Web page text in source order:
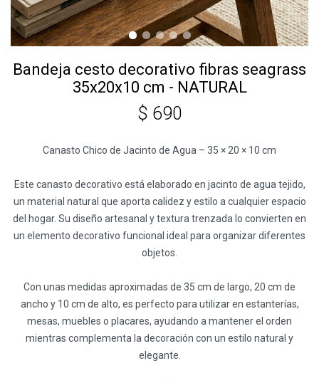
Bandeja cesto decorativo fibras seagrass
35x20x10 cm - NATURAL
$ 690
Canasto Chico de Jacinto de Agua – 35 × 20 × 10 cm
Este canasto decorativo está elaborado en jacinto de agua tejido,
un material natural que aporta calidez y estilo a cualquier espacio
del hogar. Su diseño artesanal y textura trenzada lo convierten en
un elemento decorativo funcional ideal para organizar diferentes
objetos.
Con unas medidas aproximadas de 35 cm de largo, 20 cm de
ancho y 10 cm de alto, es perfecto para utilizar en estanterías,
mesas, muebles o placares, ayudando a mantener el orden
mientras complementa la decoración con un estilo natural y
elegante.